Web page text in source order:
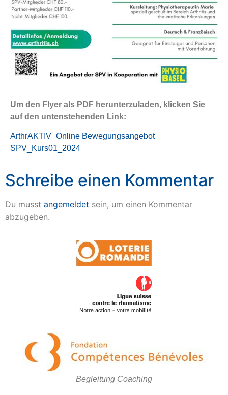
Um den Flyer als PDF herunterzuladen, klicken Sie
auf den untenstehenden Link:
ArthrAKTIV_Online Bewegungsangebot
SPV_Kurs01_2024
Schreibe einen Kommentar
Du musst angemeldet sein, um einen Kommentar
abzugeben.
Begleitung Coaching